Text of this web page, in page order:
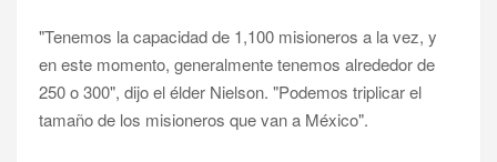
"Tenemos la capacidad de 1,100 misioneros a la vez, y
en este momento, generalmente tenemos alrededor de
250 o 300", dijo el élder Nielson. "Podemos triplicar el
tamaño de los misioneros que van a México".